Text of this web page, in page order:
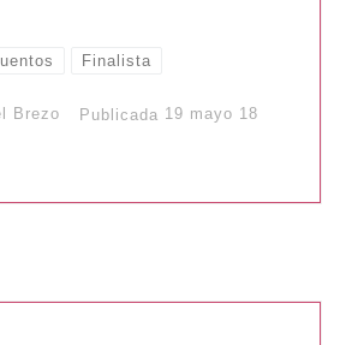
Finalista
Brezo Publicada 19 mayo 18